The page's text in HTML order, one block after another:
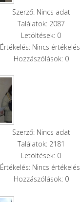
Szerző: Nincs adat
Találatok: 2087
Letöltések: 0
Értékelés: Nincs értékelés
Hozzászólások: 0
Szerző: Nincs adat
Találatok: 2181
Letöltések: 0
Értékelés: Nincs értékelés
Hozzászólások: 0